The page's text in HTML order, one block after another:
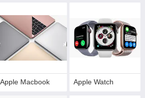
Apple Macbook Apple Watch